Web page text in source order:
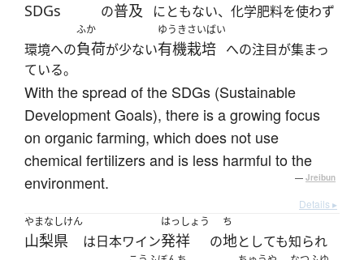
SDGs の普及 にともない、化学肥料を使わず
環境への
ふか
負荷が少ない
ゆうきさいばい
有機栽培 への注目が集まっ
ている。
With the spread of the SDGs (Sustainable
Development Goals), there is a growing focus
on organic farming, which does not use
chemical fertilizers and is less harmful to the
environment.
— Jreibun
Details ▸
やまなしけん
山梨県 は日本ワイン
はっしょう
発祥 の
ち
地としても知られ